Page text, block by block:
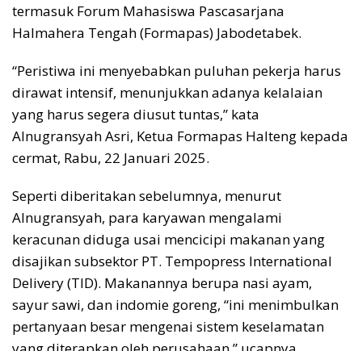
termasuk Forum Mahasiswa Pascasarjana
Halmahera Tengah (Formapas) Jabodetabek.
“Peristiwa ini menyebabkan puluhan pekerja harus
dirawat intensif, menunjukkan adanya kelalaian
yang harus segera diusut tuntas,” kata
Alnugransyah Asri, Ketua Formapas Halteng kepada
cermat, Rabu, 22 Januari 2025.
Seperti diberitakan sebelumnya, menurut
Alnugransyah, para karyawan mengalami
keracunan diduga usai mencicipi makanan yang
disajikan subsektor PT. Tempopress International
Delivery (TID). Makanannya berupa nasi ayam,
sayur sawi, dan indomie goreng, “ini menimbulkan
pertanyaan besar mengenai sistem keselamatan